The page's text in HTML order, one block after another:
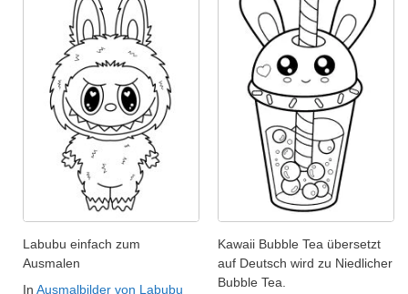
Labubu einfach zum
Ausmalen
In Ausmalbilder von Labubu
Kawaii Bubble Tea übersetzt
auf Deutsch wird zu Niedlicher
Bubble Tea.